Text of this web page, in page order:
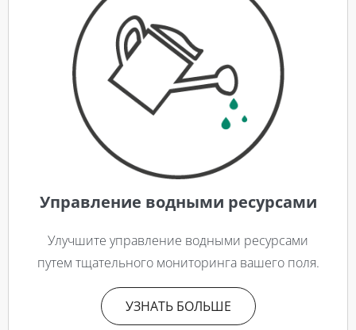
Управление водными ресурсами
Улучшите управление водными ресурсами
путем тщательного мониторинга вашего поля.
УЗНАТЬ БОЛЬШЕ